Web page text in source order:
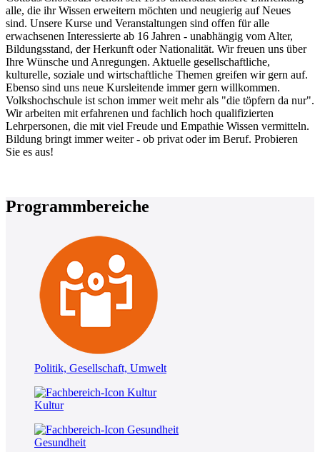
alle, die ihr Wissen erweitern möchten und neugierig auf Neues
sind. Unsere Kurse und Veranstaltungen sind offen für alle
erwachsenen Interessierte ab 16 Jahren - unabhängig vom Alter,
Bildungsstand, der Herkunft oder Nationalität. Wir freuen uns über
Ihre Wünsche und Anregungen. Aktuelle gesellschaftliche,
kulturelle, soziale und wirtschaftliche Themen greifen wir gern auf.
Ebenso sind uns neue Kursleitende immer gern willkommen.
Volkshochschule ist schon immer weit mehr als "die töpfern da nur".
Wir arbeiten mit erfahrenen und fachlich hoch qualifizierten
Lehrpersonen, die mit viel Freude und Empathie Wissen vermitteln.
Bildung bringt immer weiter - ob privat oder im Beruf. Probieren
Sie es aus!
Programmbereiche
Politik, Gesellschaft, Umwelt
Kultur
Gesundheit